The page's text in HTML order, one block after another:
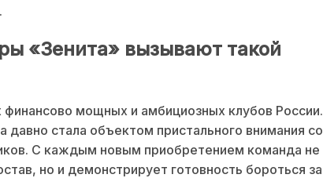
«Зенита» вызывают такой
мощных и амбициозных клубов России.
давно стала объектом пристального внимания со
С каждым новым приобретением команда не
но и демонстрирует готовность бороться за